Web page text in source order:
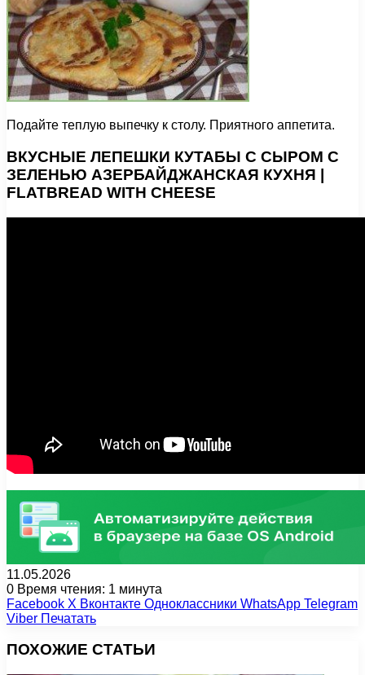
Подайте теплую выпечку к столу. Приятного аппетита.
ВКУСНЫЕ ЛЕПЕШКИ КУТАБЫ С СЫРОМ С
ЗЕЛЕНЬЮ АЗЕРБАЙДЖАНСКАЯ КУХНЯ |
FLATBREAD WITH CHEESE
11.05.2026
0 Время чтения: 1 минута
Facebook X Вконтакте Одноклассники WhatsApp Telegram
Viber Печатать
ПОХОЖИЕ СТАТЬИ